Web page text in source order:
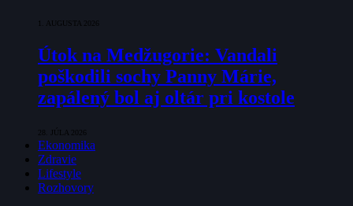
1. AUGUSTA 2026
Útok na Medžugorie: Vandali
poškodili sochy Panny Márie,
zapálený bol aj oltár pri kostole
28. JÚLA 2026
Ekonomika
Zdravie
Lifestyle
Rozhovory